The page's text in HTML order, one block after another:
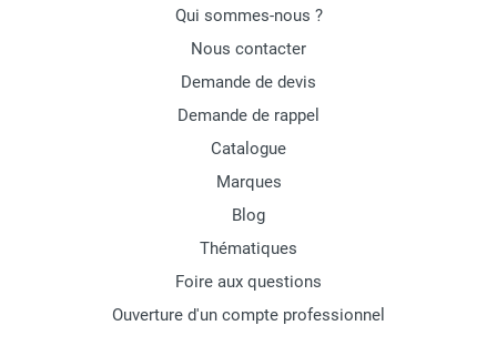
Qui sommes-nous ?
Nous contacter
Demande de devis
Demande de rappel
Catalogue
Marques
Blog
Thématiques
Foire aux questions
Ouverture d'un compte professionnel